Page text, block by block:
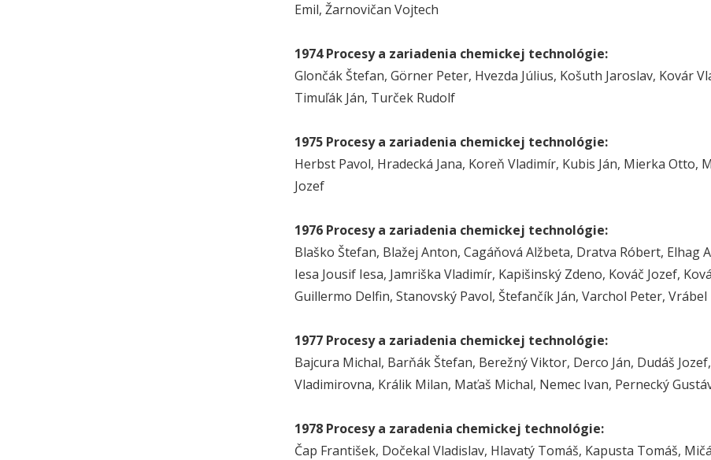
Emil, Žarnovičan Vojtech
1974 Procesy a zariadenia chemickej technológie:
Glončák Štefan, Görner Peter, Hvezda Július, Košuth Jaroslav, Kovár
Timuľák Ján, Turček Rudolf
1975 Procesy a zariadenia chemickej technológie:
Herbst Pavol, Hradecká Jana, Koreň Vladimír, Kubis Ján, Mierka
Jozef
1976 Procesy a zariadenia chemickej technológie:
Blaško Štefan, Blažej Anton, Cagáňová Alžbeta, Dratva Róbert, Elhag
Iesa Jousif Iesa, Jamriška Vladimír, Kapišinský Zdeno, Kováč Jozef,
Guillermo Delfin, Stanovský Pavol, Štefančík Ján, Varchol Peter, Vrábel
1977 Procesy a zariadenia chemickej technológie:
Bajcura Michal, Barňák Štefan, Berežný Viktor, Derco Ján, Dudáš
Vladimirovna, Králik Milan, Maťaš Michal, Nemec Ivan, Pernecký
1978 Procesy a zaradenia chemickej technológie:
Čap František, Dočekal Vladislav, Hlavatý Tomáš, Kapusta Tomáš,